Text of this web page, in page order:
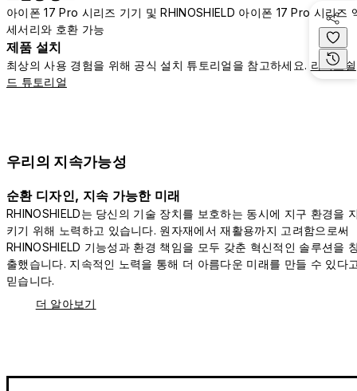
아이폰 17 Pro 시리즈 기기 및 RHINOSHIELD 아이폰 17 Pro 시리즈
세서리와 호환 가능
제품 설치
최상의 사용 경험을 위해 공식 설치 튜토리얼을 참고하세요. 라이노쉴
드 튜토리얼
우리의 지속가능성
순환 디자인, 지속 가능한 미래
RHINOSHIELD는 당신의 기술 장치를 보호하는 동시에 지구 환경을
키기 위해 노력하고 있습니다. 원자재에서 재활용까지 고려함으로써
RHINOSHIELD 기능성과 환경 책임을 모두 갖춘 혁신적인 솔루션을
출했습니다. 지속적인 노력을 통해 더 아름다운 미래를 만들 수 있다
믿습니다.
더 알아보기